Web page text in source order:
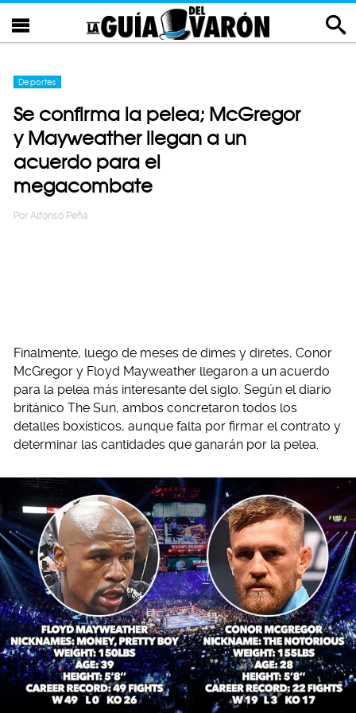
Deportes
Se confirma la pelea; McGregor
y Mayweather llegan a un
acuerdo para el
megacombate
Por Alfonso Peña
Finalmente, luego de meses de dimes y diretes, Conor
McGregor y Floyd Mayweather llegaron a un acuerdo
para la pelea más interesante del siglo. Según el diario
británico The Sun, ambos concretaron todos los
detalles boxísticos, aunque falta por firmar el contrato y
determinar las cantidades que ganarán por la pelea.